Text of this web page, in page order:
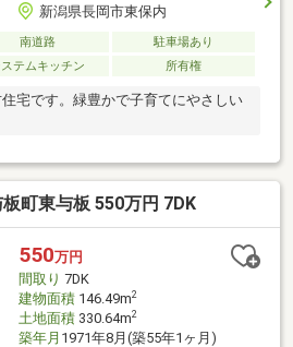
新潟県長岡市東保内
南道路
駐車場あり
テムキッチン 所有権
宅です。緑豊かで子育てにやさしい
町東与板 550万円 7DK
550万円
間取り 7DK
建物面積146.49m2
土地面積330.64m2
築年月 1971年8月(築55年1ヶ月)